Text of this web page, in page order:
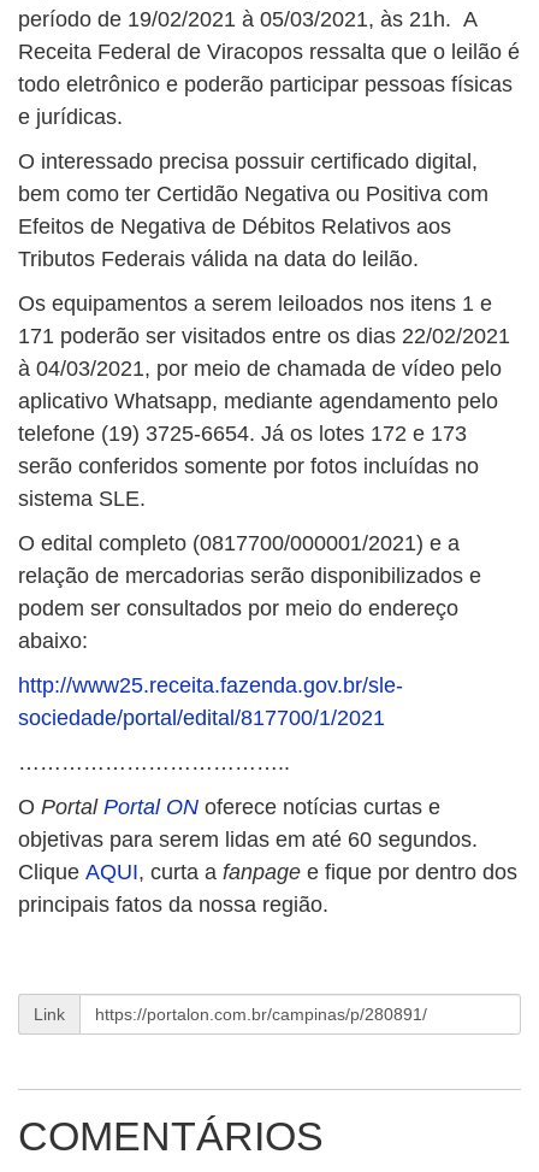
período de 19/02/2021 à 05/03/2021, às 21h. A
Receita Federal de Viracopos ressalta que o leilão é
todo eletrônico e poderão participar pessoas físicas
e jurídicas.
O interessado precisa possuir certificado digital,
bem como ter Certidão Negativa ou Positiva com
Efeitos de Negativa de Débitos Relativos aos
Tributos Federais válida na data do leilão.
Os equipamentos a serem leiloados nos itens 1 e
171 poderão ser visitados entre os dias 22/02/2021
à 04/03/2021, por meio de chamada de vídeo pelo
aplicativo Whatsapp, mediante agendamento pelo
telefone (19) 3725-6654. Já os lotes 172 e 173
serão conferidos somente por fotos incluídas no
sistema SLE.
O edital completo (0817700/000001/2021) e a
relação de mercadorias serão disponibilizados e
podem ser consultados por meio do endereço
abaixo:
http://www25.receita.fazenda.gov.br/sle-
sociedade/portal/edital/817700/1/2021
………………………………..
O Portal Portal ON oferece notícias curtas e
objetivas para serem lidas em até 60 segundos.
Clique AQUI, curta a fanpage e fique por dentro dos
principais fatos da nossa região.
Link
COMENTÁRIOS